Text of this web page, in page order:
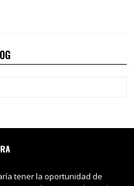
tener la oportunidad de